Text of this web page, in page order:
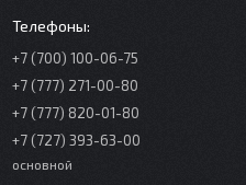
+7 (700) 100-06-75
+7 (777) 271-00-80
+7 (777) 820-01-80
+7 (727) 393-63-00
основной